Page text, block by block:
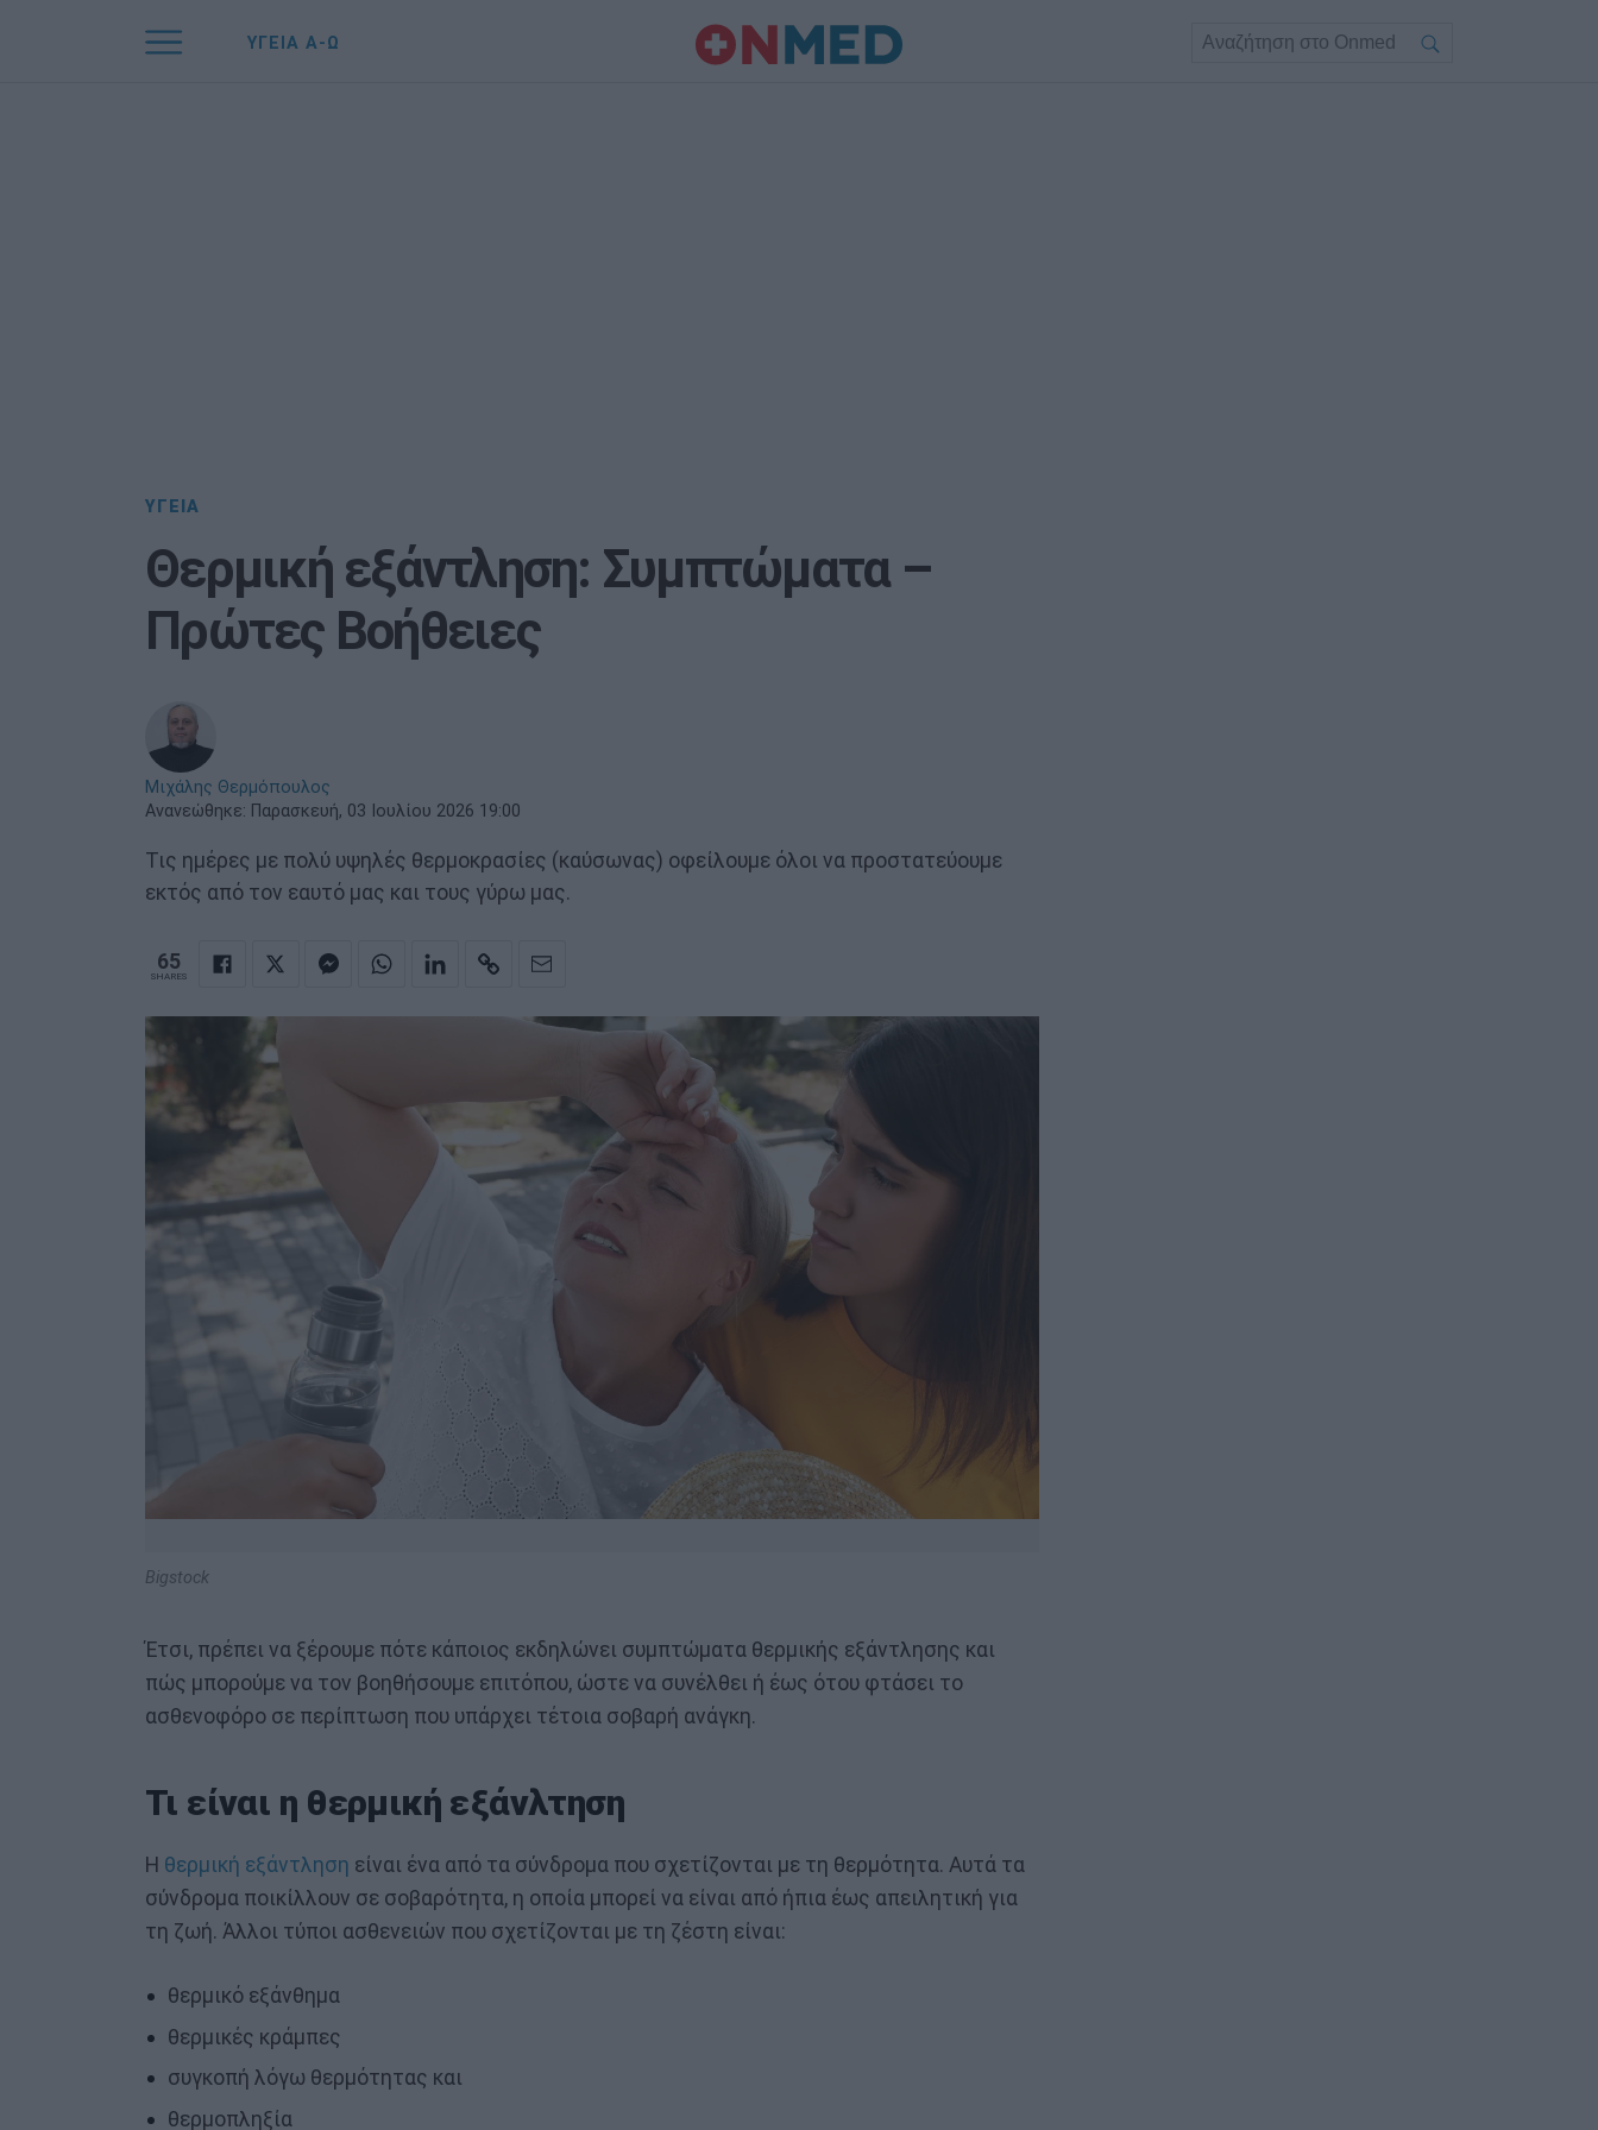
ΥΓΕΙΑ Α-Ω
ΥΓΕΙΑ
Θερμική εξάντληση: Συμπτώματα –
Πρώτες Βοήθειες
Μιχάλης Θερμόπουλος
Ανανεώθηκε: Παρασκευή, 03 Ιουλίου 2026 19:00
Τις ημέρες με πολύ υψηλές θερμοκρασίες (καύσωνας) οφείλουμε όλοι να προστατεύουμε
εκτός από τον εαυτό μας και τους γύρω μας.
65
SHARES
Bigstock
Έτσι, πρέπει να ξέρουμε πότε κάποιος εκδηλώνει συμπτώματα θερμικής εξάντλησης και
πώς μπορούμε να τον βοηθήσουμε επιτόπου, ώστε να συνέλθει ή έως ότου φτάσει το
ασθενοφόρο σε περίπτωση που υπάρχει τέτοια σοβαρή ανάγκη.
Τι είναι η θερμική εξάνλτηση
Η θερμική εξάντληση είναι ένα από τα σύνδρομα που σχετίζονται με τη θερμότητα. Αυτά τα
σύνδρομα ποικίλλουν σε σοβαρότητα, η οποία μπορεί να είναι από ήπια έως απειλητική για
τη ζωή. Άλλοι τύποι ασθενειών που σχετίζονται με τη ζέστη είναι:
θερμικό εξάνθημα
θερμικές κράμπες
συγκοπή λόγω θερμότητας και
θερμοπληξία